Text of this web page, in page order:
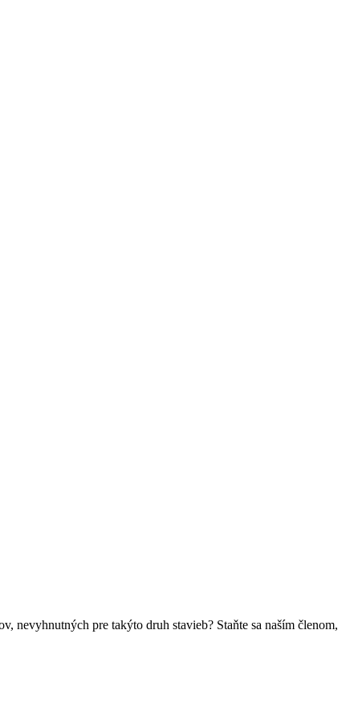
nevyhnutných pre takýto druh stavieb? Staňte sa naším členom,